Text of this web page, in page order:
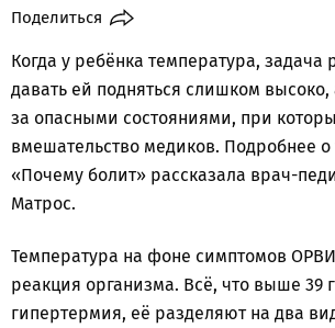
Поделиться
Когда у ребёнка температура, задача
давать ей подняться слишком высоко,
за опасными состояниями, при
вмешательство медиков. Подробнее о
«Почему болит» рассказала врач-
Матрос.
Температура на фоне симптомов
реакция организма. Всё, что выше 39
гипертермия, её разделяют на два